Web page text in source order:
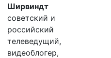
Ширвиндт
советский и
российский
телеведущий,
видеоблогер,